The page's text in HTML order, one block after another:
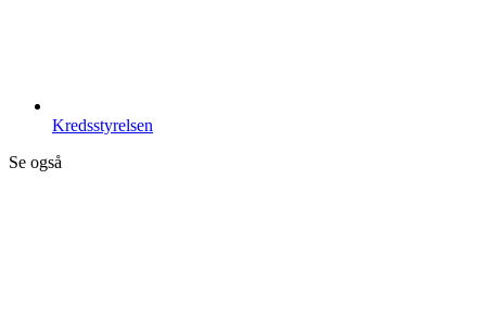
Kredsstyrelsen
Se også